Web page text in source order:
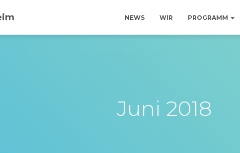
NEWS WIR PROGRAMM
Juni 2018